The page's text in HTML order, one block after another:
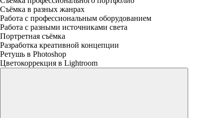
Съёмка в разных жанрах
Работа с профессиональным оборудованием
Работа с разными источниками света
Портретная съёмка
Разработка креативной концепции
Ретушь в Photoshop
Цветокоррекция в Lightroom